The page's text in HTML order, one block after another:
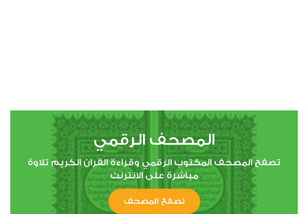
المصحف الرقمي
تصفح المصحف المكتوب الرقمي وقراءة القران الكريم تلاوة
مباشرة على الانترنت
تصفح المصحف